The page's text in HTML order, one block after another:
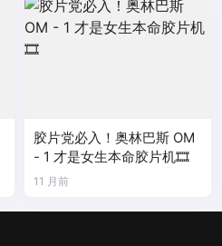
胶片党必入！奥林巴斯 OM
- 1 才是女生本命胶片机🎞️
11 月前